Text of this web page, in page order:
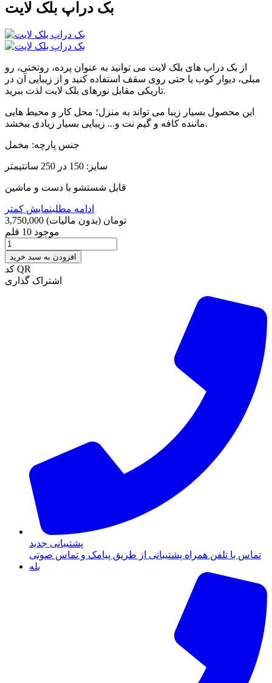
بک دراپ بلک لایت
از بک دراپ های بلک لایت می توانید به عنوان پرده، روتختی، رو
مبلی، دیوار کوب یا حتی روی سقف استفاده کنید و از زیبایی آن در
تاریکی مقابل نورهای بلک لایت لذت ببرید.
این محصول بسیار زیبا می تواند به منزل؛ محل کار و محیط هایی
ماننده کافه و گیم نت و... زیبایی بسیار زیادی ببخشد.
جنس پارچه: مخمل
سایز: 150 در 250 سانتیمتر
قابل شستشو با دست و ماشین
ادامه مطلبنمایش کمتر
3,750,000 تومان (بدون مالیات)
موجود 10 قلم
افزودن به سبد خرید
کد QR
اشتراک گذاری
پشتیبانی جدید
تماس با تلفن همراه پشتیبانی از طریق پیامک و تماس صوتی
بله